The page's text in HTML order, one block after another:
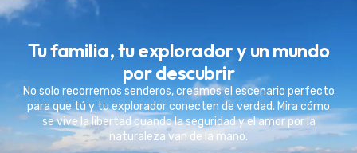
Tu familia, tu explorador y un mundo
por descubrir
No solo recorremos senderos, creamos el escenario perfecto
para que tú y tu explorador conecten de verdad. Mira cómo
se vive la libertad cuando la seguridad y el amor por la
naturaleza van de la mano.